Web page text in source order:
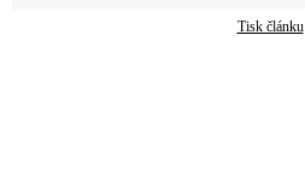
Tisk článku